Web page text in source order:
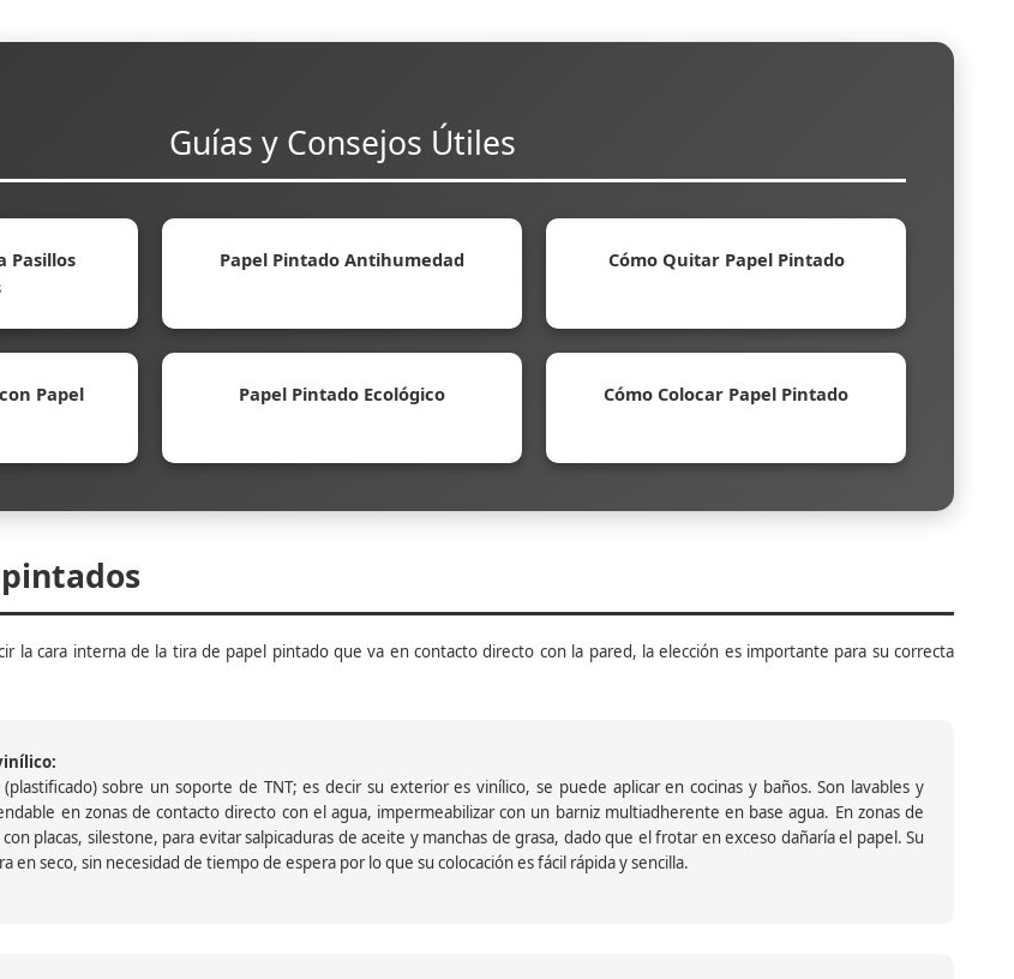
Guías y Consejos Útiles
Pasillos
Papel Pintado Antihumedad Cómo Quitar Papel Pintado
Papel
Papel Pintado Ecológico Cómo Colocar Papel Pintado
la cara interna de la tira de papel pintado que va en contacto directo con la pared, la elección es importante para su correcta
sobre un soporte de TNT; es decir su exterior es vinílico, se puede aplicar en cocinas y baños. Son lavables y
en zonas de contacto directo con el agua, impermeabilizar con un barniz multiadherente en base agua. En zonas de
placas, silestone, para evitar salpicaduras de aceite y manchas de grasa, dado que el frotar en exceso dañaría el papel. Su
en seco, sin necesidad de tiempo de espera por lo que su colocación es fácil rápida y sencilla.